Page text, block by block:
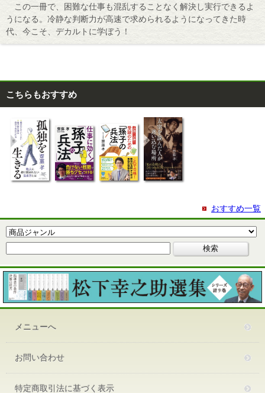
この一冊で、困難な仕事も混乱することなく解決し実行できるよ
うになる。冷静な判断力が高速で求められるようになってきた時
代、今こそ、デカルトに学ぼう！
こちらもおすすめ
おすすめ一覧
メニューへ
お問い合わせ
特定商取引法に基づく表示